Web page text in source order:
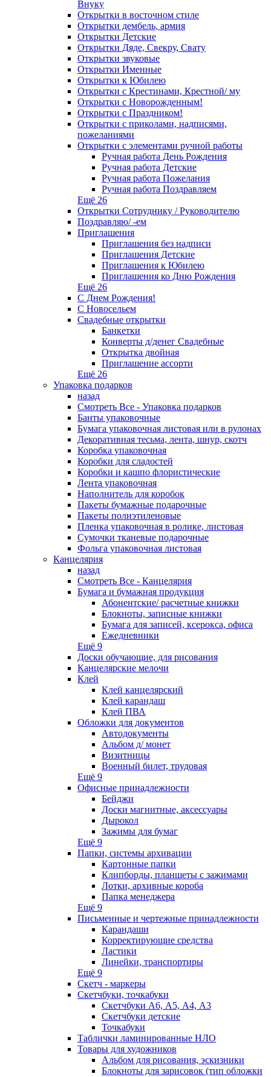
Внуку
Открытки в восточном стиле
Открытки дембель, армия
Открытки Детские
Открытки Дяде, Свекру, Свату
Открытки звуковые
Открытки Именные
Открытки к Юбилею
Открытки с Крестинами, Крестной/ му
Открытки с Новорожденным!
Открытки с Праздником!
Открытки с приколами, надписями,
пожеланиями
Открытки с элементами ручной работы
Ручная работа День Рождения
Ручная работа Детские
Ручная работа Пожелания
Ручная работа Поздравляем
Ещё 26
Открытки Сотруднику / Руководителю
Поздравляю/ -ем
Приглашения
Приглашения без надписи
Приглашения Детские
Приглашения к Юбилею
Приглашения ко Дню Рождения
Ещё 26
С Днем Рождения!
С Новосельем
Свадебные открытки
Банкетки
Конверты д/денег Свадебные
Открытка двойная
Приглашение ассорти
Ещё 26
Упаковка подарков
назад
Смотреть Все - Упаковка подарков
Банты упаковочные
Бумага упаковочная листовая или в рулонах
Декоративная тесьма, лента, шнур, скотч
Коробка упаковочная
Коробки для сладостей
Коробки и кашпо флористические
Лента упаковочная
Наполнитель для коробок
Пакеты бумажные подарочные
Пакеты полиэтиленовые
Пленка упаковочная в ролике, листовая
Сумочки тканевые подарочные
Фольга упаковочная листовая
Канцелярия
назад
Смотреть Все - Канцелярия
Бумага и бумажная продукция
Абонентские/ расчетные книжки
Блокноты, записные книжки
Бумага для записей, ксерокса, офиса
Ежедневники
Ещё 9
Доски обучающие, для рисования
Канцелярские мелочи
Клей
Клей канцелярский
Клей карандаш
Клей ПВА
Обложки для документов
Автодокументы
Альбом д/ монет
Визитницы
Военный билет, трудовая
Ещё 9
Офисные принадлежности
Бейджи
Доски магнитные, аксессуары
Дырокол
Зажимы для бумаг
Ещё 9
Папки, системы архивации
Картонные папки
Клипборды, планшеты с зажимами
Лотки, архивные короба
Папка менеджера
Ещё 9
Письменные и чертежные принадлежности
Карандаши
Корректирующие средства
Ластики
Линейки, транспортиры
Ещё 9
Скетч - маркеры
Скетчбуки, точкабуки
Скетчбуки А6, А5, А4, А3
Скетчбуки детские
Точкабуки
Таблички ламинированные НЛО
Товары для художников
Альбом для рисования, эскизники
Блокноты для зарисовок (тип обложки